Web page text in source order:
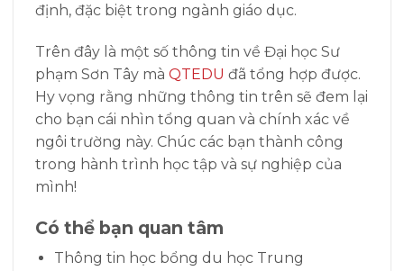
định, đặc biệt trong ngành giáo dục.
Trên đây là một số thông tin về Đại học Sư
phạm Sơn Tây mà QTEDU đã tổng hợp được.
Hy vọng rằng những thông tin trên sẽ đem lại
cho bạn cái nhìn tổng quan và chính xác về
ngôi trường này. Chúc các bạn thành công
trong hành trình học tập và sự nghiệp của
mình!
Có thể bạn quan tâm
Thông tin học bổng du học Trung